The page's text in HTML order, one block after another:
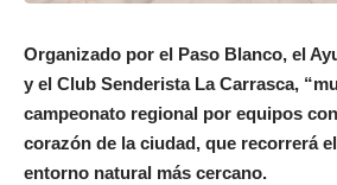
Organizado por el Paso Blanco, el
y el Club Senderista La Carrasca,
campeonato regional por equipos
corazón de la ciudad, que recorrerá
entorno natural más cercano.